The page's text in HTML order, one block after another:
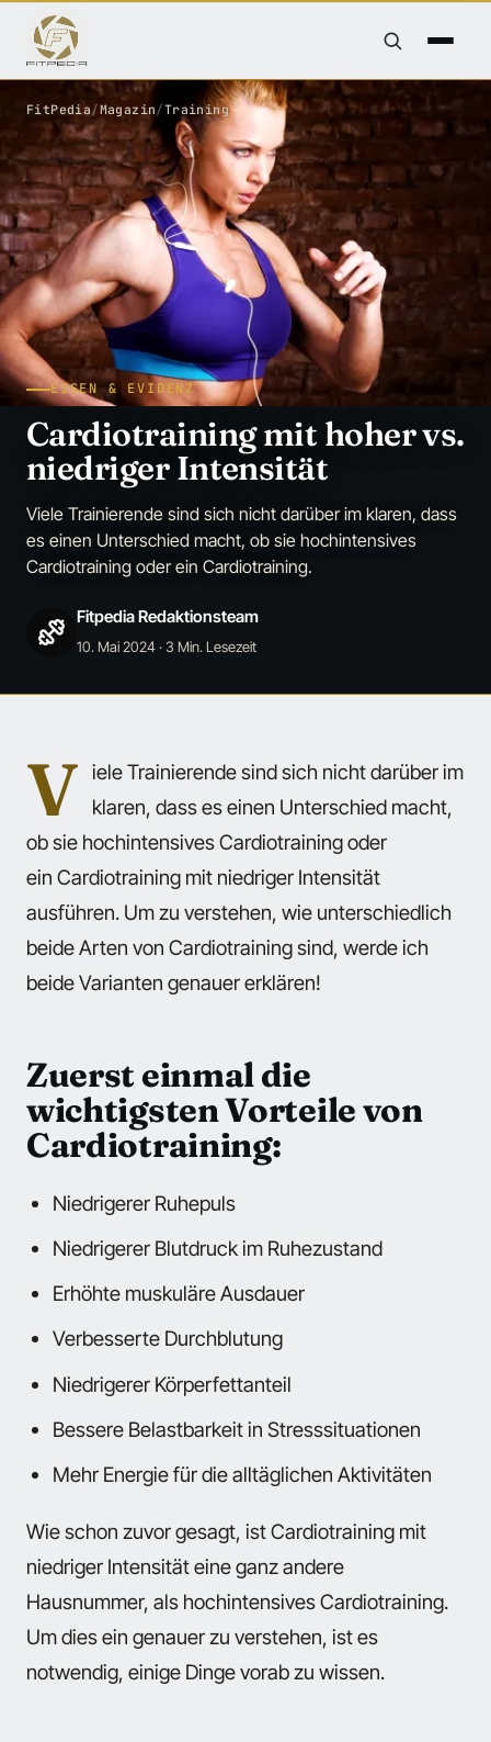
FitPedia/Magazin/Training
EISEN & EVIDENZ
Cardiotraining mit hoher vs.
niedriger Intensität
Viele Trainierende sind sich nicht darüber im klaren, dass
es einen Unterschied macht, ob sie hochintensives
Cardiotraining oder ein Cardiotraining.
Fitpedia Redaktionsteam
10. Mai 2024· 3 Min. Lesezeit
V iele Trainierende sind sich nicht darüber im
klaren, dass es einen Unterschied macht,
ob sie hochintensives Cardiotraining oder
ein Cardiotraining mit niedriger Intensität
ausführen. Um zu verstehen, wie unterschiedlich
beide Arten von Cardiotraining sind, werde ich
beide Varianten genauer erklären!
Zuerst einmal die
wichtigsten Vorteile von
Cardiotraining:
Niedrigerer Ruhepuls
Niedrigerer Blutdruck im Ruhezustand
Erhöhte muskuläre Ausdauer
Verbesserte Durchblutung
Niedrigerer Körperfettanteil
Bessere Belastbarkeit in Stresssituationen
Mehr Energie für die alltäglichen Aktivitäten
Wie schon zuvor gesagt, ist Cardiotraining mit
niedriger Intensität eine ganz andere
Hausnummer, als hochintensives Cardiotraining.
Um dies ein genauer zu verstehen, ist es
notwendig, einige Dinge vorab zu wissen.